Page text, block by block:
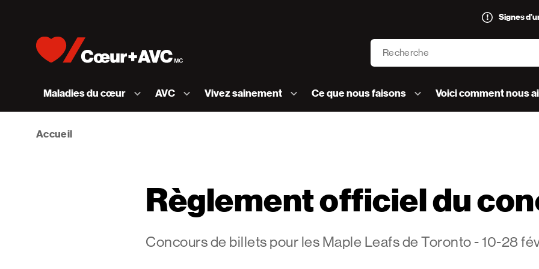
Signes
Recherche
Maladies du cœur AVC Vivez sainement Ce que nous faisons Voici comment nous
Accueil
Règlement officiel du
Concours de billets pour les Maple Leafs de Toronto - 10-28